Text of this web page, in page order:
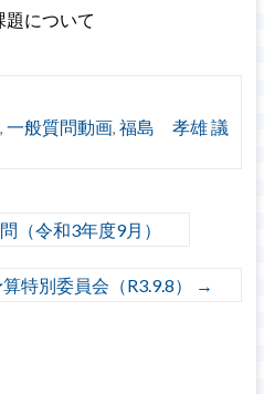
題について
, 一般質問動画, 福島 孝雄 議
（令和3年度9月）
特別委員会（R3.9.8） →